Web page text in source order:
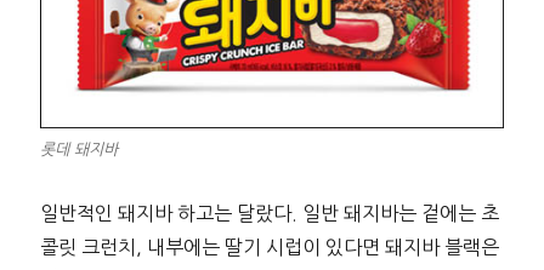
롯데 돼지바
일반적인 돼지바 하고는 달랐다. 일반 돼지바는 겉에는 초
콜릿 크런치, 내부에는 딸기 시럽이 있다면 돼지바 블랙은